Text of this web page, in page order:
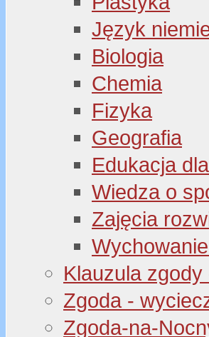
Język
Biologia
Chemia
Fizyka
Geografia
Edukacja
Wiedza o
Zajęcia
Klauzula
Zgoda -
Zgoda-na-